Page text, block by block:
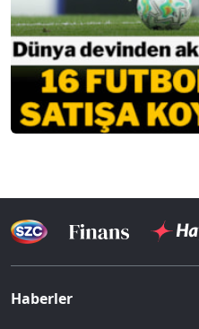
Haberler